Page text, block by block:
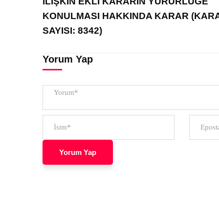
KONULMASI HAKKINDA KARAR
SAYISI: 8342)
Yorum Yap